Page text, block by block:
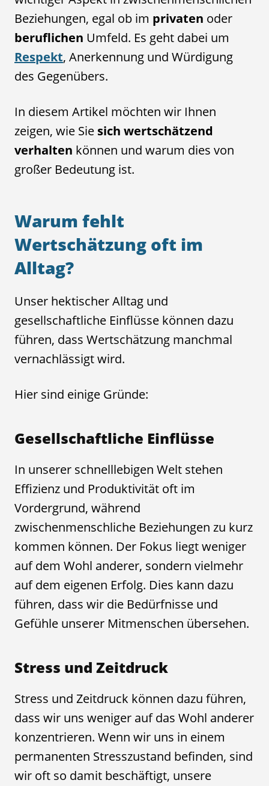
Beziehungen, egal ob im privaten oder
beruflichen Umfeld. Es geht dabei um
Respekt, Anerkennung und Würdigung
des Gegenübers.
In diesem Artikel möchten wir Ihnen
zeigen, wie Sie sich wertschätzend
verhalten können und warum dies von
großer Bedeutung ist.
Warum fehlt
Wertschätzung oft im
Alltag?
Unser hektischer Alltag und
gesellschaftliche Einflüsse können dazu
führen, dass Wertschätzung manchmal
vernachlässigt wird.
Hier sind einige Gründe:
Gesellschaftliche Einflüsse
In unserer schnelllebigen Welt stehen
Effizienz und Produktivität oft im
Vordergrund, während
zwischenmenschliche Beziehungen zu kurz
kommen können. Der Fokus liegt weniger
auf dem Wohl anderer, sondern vielmehr
auf dem eigenen Erfolg. Dies kann dazu
führen, dass wir die Bedürfnisse und
Gefühle unserer Mitmenschen übersehen.
Stress und Zeitdruck
Stress und Zeitdruck können dazu führen,
dass wir uns weniger auf das Wohl anderer
konzentrieren. Wenn wir uns in einem
permanenten Stresszustand befinden, sind
wir oft so damit beschäftigt, unsere